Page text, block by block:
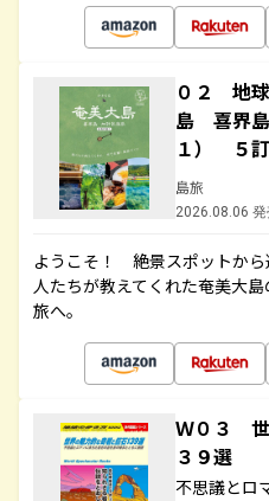
０２ 地
島 喜界
１） ５
島旅
2026.08.06
ようこそ！ 絶景スポットから
人たちが教えてくれた奄美大
旅へ。
Ｗ０３ 世
３９選
不思議とロ